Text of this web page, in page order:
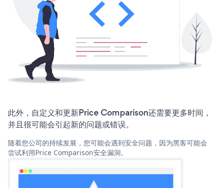
此外，自定义和更新Price Comparison还需要更多时间，
并且很可能会引起新的问题或错误。
随着您公司的持续发展，您可能会遇到安全问题，因为黑客可能会
尝试利用Price Comparison安全漏洞。